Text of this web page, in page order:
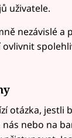
uživatele.
nezávislé a
otázka, jestli
nebo na